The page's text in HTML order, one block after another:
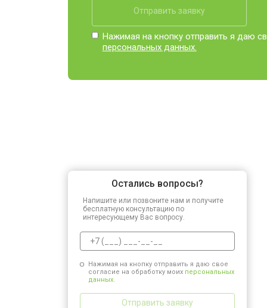
Отправить заявку
Нажимая на кнопку отправить я даю
персональных данных.
Остались вопросы?
Напишите или позвоните нам и получите
бесплатную консультацию по
интересующему Вас вопросу.
Нажимая на кнопку отправить я даю свое
согласие на обработку моих персональных
данных.
Отправить заявку